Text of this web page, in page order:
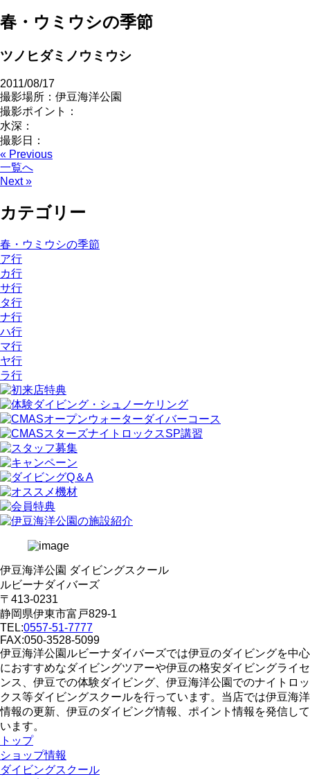
春・ウミウシの季節
ツノヒダミノウミウシ
2011/08/17
撮影場所：伊豆海洋公園
撮影ポイント：
水深：
撮影日：
« Previous
一覧へ
Next »
カテゴリー
春・ウミウシの季節
ア行
カ行
サ行
タ行
ナ行
ハ行
マ行
ヤ行
ラ行
伊豆海洋公園 ダイビングスクール
ルビーナダイバーズ
〒413-0231
静岡県伊東市富戸829-1
TEL:0557-51-7777
FAX:050-3528-5099
伊豆海洋公園ルビーナダイバーズでは伊豆のダイビングを中心
におすすめなダイビングツアーや伊豆の格安ダイビングライセ
ンス、伊豆での体験ダイビング、伊豆海洋公園でのナイトロッ
クス等ダイビングスクールを行っています。当店では伊豆海洋
情報の更新、伊豆のダイビング情報、ポイント情報を発信して
います。
トップ
ショップ情報
ダイビングスクール